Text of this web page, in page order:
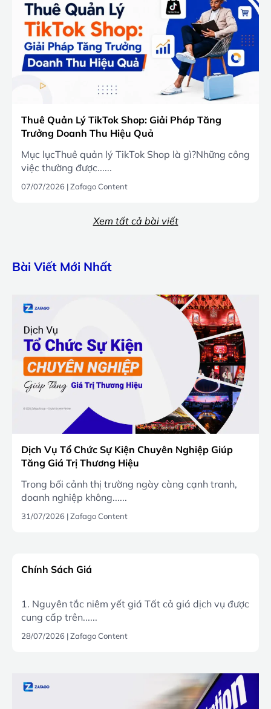
Thuê Quản Lý TikTok Shop: Giải Pháp Tăng
Trưởng Doanh Thu Hiệu Quả
Mục lụcThuê quản lý TikTok Shop là gì?Những công
việc thường được......
07/07/2026 |Zafago Content
Xem tất cả bài viết
Bài Viết Mới Nhất
Dịch Vụ Tổ Chức Sự Kiện Chuyên Nghiệp Giúp
Tăng Giá Trị Thương Hiệu
Trong bối cảnh thị trường ngày càng cạnh tranh,
doanh nghiệp không......
31/07/2026 |Zafago Content
Chính Sách Giá
1. Nguyên tắc niêm yết giá Tất cả giá dịch vụ được
cung cấp trên......
28/07/2026 |Zafago Content